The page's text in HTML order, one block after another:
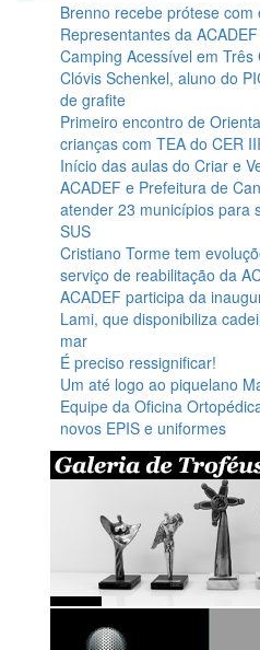
Brenno recebe prótese com
Representantes da
Camping Acessível em Três
Clóvis Schenkel, aluno do
de grafite
Primeiro encontro de
crianças com TEA do CER
Início das aulas do Criar e
ACADEF e Prefeitura de
atender 23 municípios para
SUS
Cristiano Torme tem
serviço de reabilitação da
ACADEF participa da
Lami, que disponibiliza
mar
É preciso ressignificar!
Um até logo ao piquelano
Equipe da Oficina
novos EPIS e uniformes